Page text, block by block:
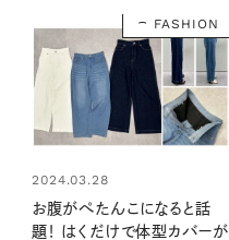
FASHION
2024.03.28
お腹がぺたんこになると話
題！ はくだけで体型カバーが